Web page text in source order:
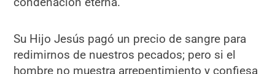
Su Hijo Jesús pagó un precio de sangre para
redimirnos de nuestros pecados; pero si el
hombre no muestra arrepentimiento y confiesa